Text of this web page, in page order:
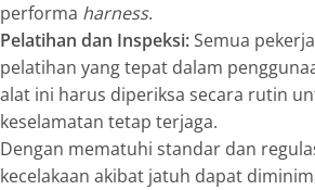
performa harness.
Pelatihan dan Inspeksi:Semua
pelatihan yang tepat dalam
alat ini harus diperiksa secara rutin
keselamatan tetap terjaga.
Dengan mematuhi standar dan
kecelakaan akibat jatuh dapat